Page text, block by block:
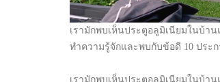
เรามักพบเห็นประตูอลูมิเนียมในบ้า
ทำความรู้จักและพบกับข้อดี 10 ประ
เรามักพบเห็นประตูอลูมิเนียมในบ้า